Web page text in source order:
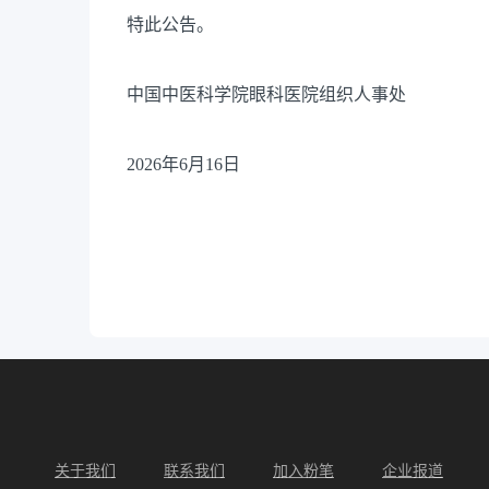
特此公告。
中国中医科学院眼科医院组织人事处
2026年6月16日
关于我们 联系我们 加入粉笔
企业报道